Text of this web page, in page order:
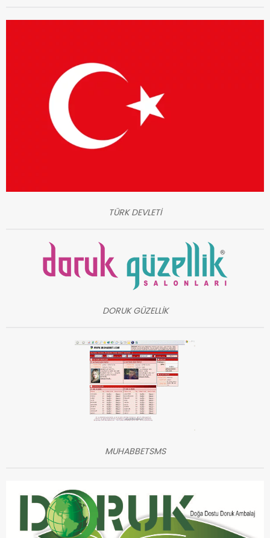
TÜRK DEVLETİ
DORUK GÜZELLİK
MUHABBETSMS